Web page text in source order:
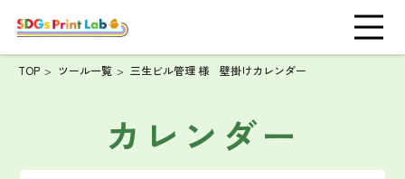
TOP ツール一覧 三生ビル管理 様 壁掛けカレンダー
カレンダー